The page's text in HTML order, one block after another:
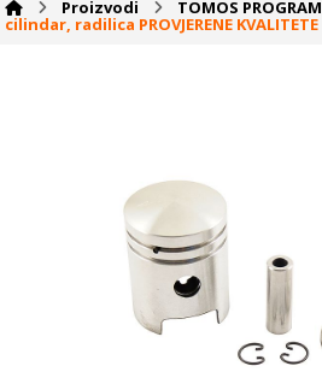
Proizvodi TOMOS PROGRAM
cilindar, radilica PROVJERENE KVALITETE